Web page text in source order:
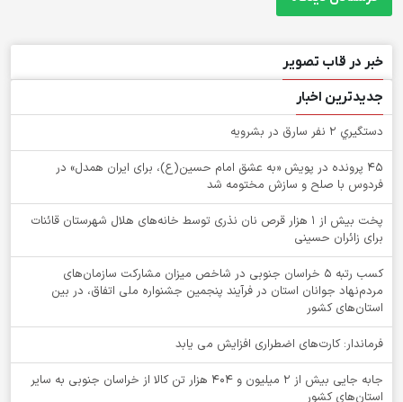
خبر در قاب تصویر
جدیدترین اخبار
دستگيري 2 نفر سارق در بشرويه
۴۵ پرونده در پویش «به عشق امام حسین(ع)، برای ایران همدل» در
فردوس با صلح و سازش مختومه شد
پخت بیش از 1 هزار قرص نان نذری توسط خانه‌های هلال شهرستان قائنات
برای زائران حسینی
کسب رتبه ۵ خراسان جنوبی در شاخص میزان مشارکت سازمان‌های
مردم‌نهاد جوانان استان در فرآیند پنجمین جشنواره ملی اتفاق، در بین
استان‌های کشور
فرماندار: کارت‌های اضطراری افزایش می یابد
جابه جایی بیش از 2 میلیون و 404 هزار تن کالا از خراسان جنوبی به سایر
استان‌های کشور